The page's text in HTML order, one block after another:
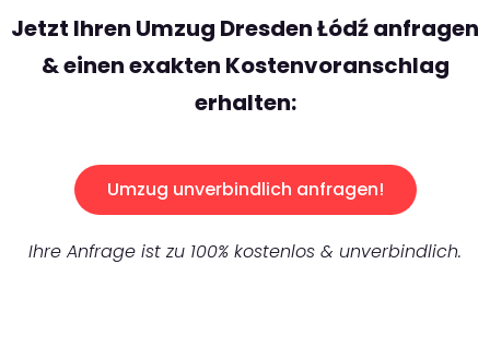
Jetzt Ihren Umzug Dresden Łódź anfragen
& einen exakten Kostenvoranschlag
erhalten:
Umzug unverbindlich anfragen!
Ihre Anfrage ist zu 100% kostenlos & unverbindlich.